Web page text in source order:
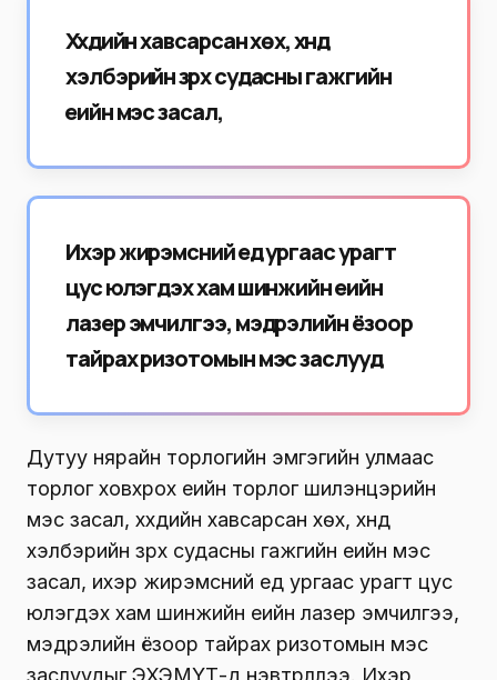
Хүүхдийн хавсарсан хөх, хүнд
хэлбэрийн зүрх судасны гажгийн
үеийн мэс засал,
Ихэр жирэмсний үед ургаас урагт
цус юүлэгдэх хам шинжийн үеийн
лазер эмчилгээ, мэдрэлийн ёзоор
тайрах ризотомын мэс заслууд
Дутуу нярайн торлогийн эмгэгийн улмаас
торлог ховхрох үеийн торлог шилэнцэрийн
мэс засал, хүүхдийн хавсарсан хөх, хүнд
хэлбэрийн зүрх судасны гажгийн үеийн мэс
засал, ихэр жирэмсний үед ургаас урагт цус
юүлэгдэх хам шинжийн үеийн лазер эмчилгээ,
мэдрэлийн ёзоор тайрах ризотомын мэс
заслуудыг ЭХЭМҮТ-д нэвтрүүллээ. Ихэр